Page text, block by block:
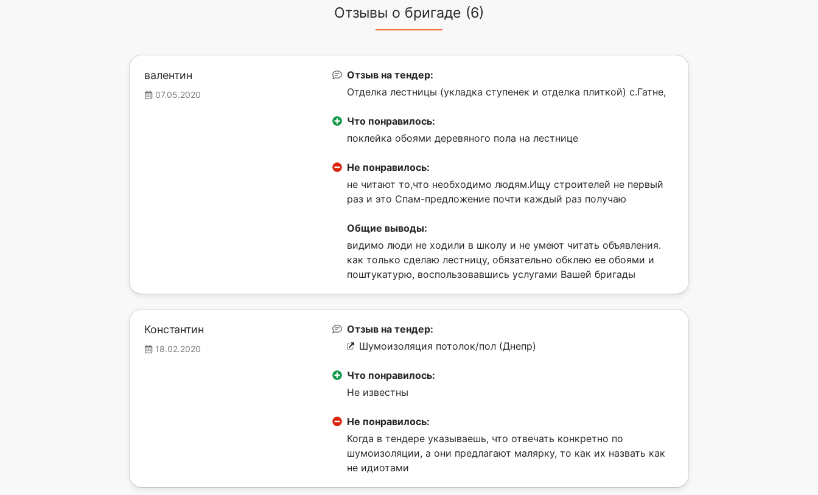
Отзывы о бригаде (6)
валентин
07.05.2020
Отзыв на тендер:
Отделка лестницы (укладка ступенек и отделка плиткой) с.Гатне,
Что понравилось:
поклейка обоями деревяного пола на лестнице
Не понравилось:
не читают то,что необходимо людям.Ищу строителей не первый
раз и это Спам-предложение почти каждый раз получаю
Общие выводы:
видимо люди не ходили в школу и не умеют читать объявления.
как только сделаю лестницу, обязательно обклею ее обоями и
поштукатурю, воспользовавшись услугами Вашей бригады
Константин
18.02.2020
Отзыв на тендер:
Шумоизоляция потолок/пол (Днепр)
Что понравилось:
Не известны
Не понравилось:
Когда в тендере указываешь, что отвечать конкретно по
шумоизоляции, а они предлагают малярку, то как их назвать как
не идиотами